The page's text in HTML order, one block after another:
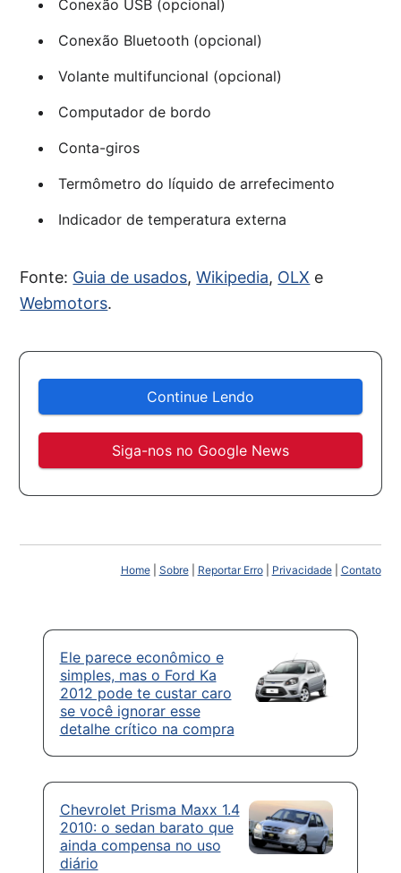
Conexão USB (opcional)
Conexão Bluetooth (opcional)
Volante multifuncional (opcional)
Computador de bordo
Conta-giros
Termômetro do líquido de arrefecimento
Indicador de temperatura externa
Fonte: Guia de usados,Wikipedia, OLX e
Webmotors.
Continue Lendo
Siga-nos no Google News
Home| Sobre| Reportar Erro| Privacidade| Contato
Ele parece econômico e
simples, mas o Ford Ka
2012 pode te custar caro
se você ignorar esse
detalhe crítico na compra
Chevrolet Prisma Maxx 1.4
2010: o sedan barato que
ainda compensa no uso
diário